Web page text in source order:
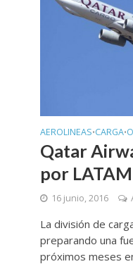
AEROLINEAS•CARGA•
Qatar
por LATAM
16 junio, 2016
La división de
preparando una
próximos meses